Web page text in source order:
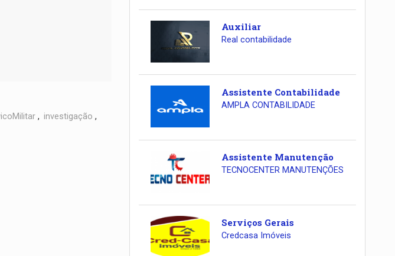
, investigação ,
Auxiliar
Real contabilidade
Assistente Contabilidade
AMPLA CONTABILIDADE
Assistente Manutenção
TECNOCENTER MANUTENÇÕES
Serviços Gerais
Credcasa Imóveis